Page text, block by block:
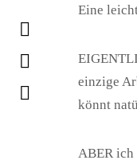
Eine
einzige
könnt
ABER ich